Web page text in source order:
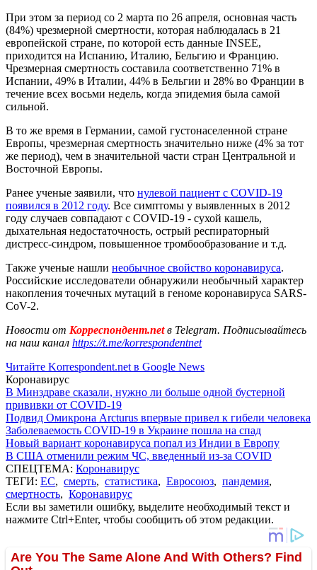
При этом за период со 2 марта по 26 апреля, основная часть
(84%) чрезмерной смертности, которая наблюдалась в 21
европейской стране, по которой есть данные INSEE,
приходится на Испанию, Италию, Бельгию и Францию.
Чрезмерная смертность составила соответственно 71% в
Испании, 49% в Италии, 44% в Бельгии и 28% во Франции в
течение всех восьми недель, когда эпидемия была самой
сильной.
В то же время в Германии, самой густонаселенной стране
Европы, чрезмерная смертность значительно ниже (4% за тот
же период), чем в значительной части стран Центральной и
Восточной Европы.
Ранее ученые заявили, что нулевой пациент с COVID-19
появился в 2012 году. Все симптомы у выявленных в 2012
году случаев совпадают с COVID-19 - сухой кашель,
дыхательная недостаточность, острый респираторный
дистресс-синдром, повышенное тромбообразование и т.д.
Также ученые нашли необычное свойство коронавируса.
Российские исследователи обнаружили необычный характер
накопления точечных мутаций в геноме коронавируса SARS-
CoV-2.
Новости от Корреспондент.netв Telegram. Подписывайтесь
на наш канал https://t.me/korrespondentnet
Читайте Korrespondent.net в Google News
Коронавирус
В Минздраве сказали, нужно ли больше одной бустерной
прививки от COVID-19
Подвид Омикрона Arcturus впервые привел к гибели человека
Заболеваемость COVID-19 в Украине пошла на спад
Новый вариант коронавируса попал из Индии в Европу
В США отменили режим ЧС, введенный из-за COVID
СПЕЦТЕМА: Коронавирус
ТЕГИ: ЕС, смерть, статистика, Евросоюз, пандемия,
смертность, Коронавирус
Если вы заметили ошибку, выделите необходимый текст и
нажмите Ctrl+Enter, чтобы сообщить об этом редакции.